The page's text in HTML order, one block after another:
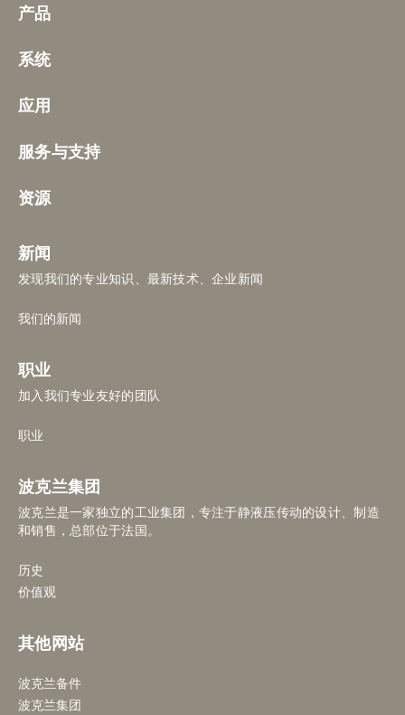
产品
系统
应用
服务与支持
资源
新闻
发现我们的专业知识、最新技术、企业新闻
我们的新闻
职业
加入我们专业友好的团队
职业
波克兰集团
波克兰是一家独立的工业集团，专注于静液压传动的设计、制造
和销售，总部位于法国。
历史
价值观
其他网站
波克兰备件
波克兰集团